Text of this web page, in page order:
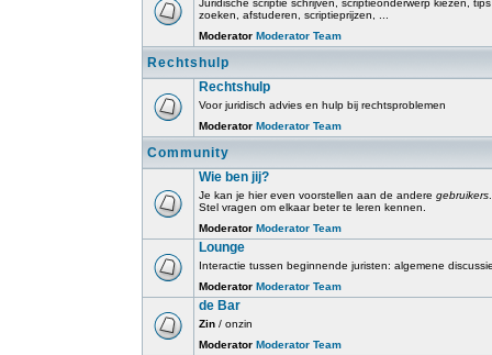
Juridische scriptie schrijven, scriptieonderwerp kiezen,
zoeken, afstuderen, scriptieprijzen, ...
Moderator Moderator Team
Rechtshulp
Rechtshulp
Voor juridisch advies en hulp bij rechtsproblemen
Moderator Moderator Team
Community
Wie ben jij?
Je kan je hier even voorstellen aan de andere gebruikers
Stel vragen om elkaar beter te leren kennen.
Moderator Moderator Team
Lounge
Interactie tussen beginnende juristen: algemene
Moderator Moderator Team
de Bar
Zin / onzin
Moderator Moderator Team